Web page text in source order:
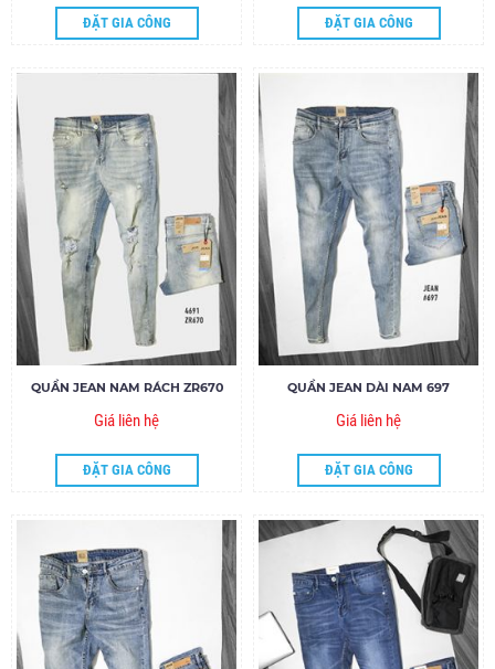
ĐẶT GIA CÔNG ĐẶT GIA CÔNG
QUẦN JEAN NAM RÁCH ZR670
Giá liên hệ
ĐẶT GIA CÔNG
QUẦN JEAN DÀI NAM 697
Giá liên hệ
ĐẶT GIA CÔNG